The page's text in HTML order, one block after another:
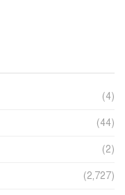
(4)
(44)
(2)
(2,727)